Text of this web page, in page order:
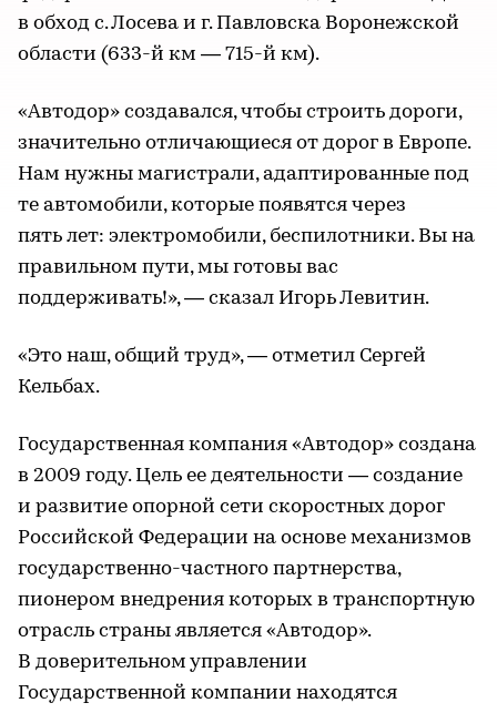
в обход с. Лосева и г. Павловска Воронежской
области (633-й км — 715-й км).
«Автодор» создавался, чтобы строить дороги,
значительно отличающиеся от дорог в Европе.
Нам нужны магистрали, адаптированные под
те автомобили, которые появятся через
пять лет: электромобили, беспилотники. Вы на
правильном пути, мы готовы вас
поддерживать!», — сказал Игорь Левитин.
«Это наш, общий труд», — отметил Сергей
Кельбах.
Государственная компания «Автодор» создана
в 2009 году. Цель ее деятельности — создание
и развитие опорной сети скоростных дорог
Российской Федерации на основе механизмов
государственно-частного партнерства,
пионером внедрения которых в транспортную
отрасль страны является «Автодор».
В доверительном управлении
Государственной компании находятся